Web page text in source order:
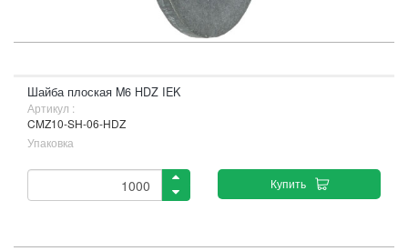
Шайба плоская M6 HDZ IEK
Артикул :
CMZ10-SH-06-HDZ
Упаковка
Купить